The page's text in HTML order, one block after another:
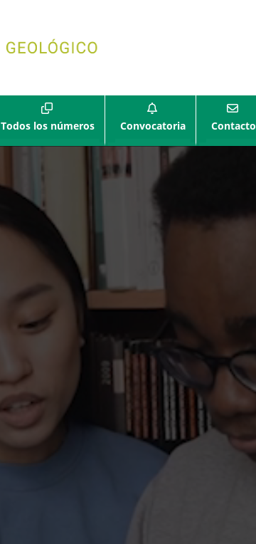
Todos los números Convocatoria Contacto